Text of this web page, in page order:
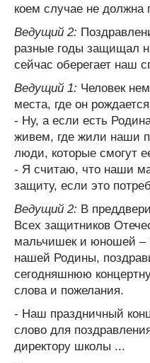
коем случае не должна
Ведущий 2:
разные годы защищал
сейчас оберегает наш
Ведущий 1: Человек
места, где он
- Ну, а если есть
живем, где жили наши
люди, которые смогут
- Я считаю, что наши
защиту, если это
Ведущий 2: В
Всех защитников
мальчишек и юношей –
нашей Родины,
сегодняшнюю
слова и пожелания.
- Наш праздничный
слово для
директору школы ...